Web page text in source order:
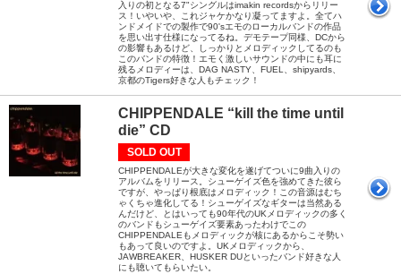
入りの初となる7"シングルはimakin recordsからリリー
ス！いやいや、これジャケかなり凝ってますよ。全てハ
ンドメイドでの製作で90'sエモのローカルバンドの作品
を思い出す仕様になってるね。デモテープ同様、DCから
の影響もあるけど、しっかりとメロディックしてるのも
このバンドの特徴！エモく激しいサウンドの中にも耳に
残るメロディーは、DAG NASTY、FUEL、shipyards、
京都のTigers好きな人もチェック！
CHIPPENDALE “kill the time until
die” CD
SOLD OUT
CHIPPENDALEが大きな変化を遂げてついに9曲入りの
アルバムをリリース。シューゲイズ色を強めてきた彼ら
ですが、やっぱり根底はメロディック！この音源はむち
ゃくちゃ進化してる！シューゲイズなギターは当然ある
んだけど、とはいっても90年代のUKメロディックの多く
のバンドもシューゲイズ要素あったわけでこの
CHIPPENDALEもメロディックが核にあるからこそ勢い
もあって良いのですよ。UKメロディックから、
JAWBREAKER、HUSKER DUといったバンド好きな人
にも聴いてもらいたい。